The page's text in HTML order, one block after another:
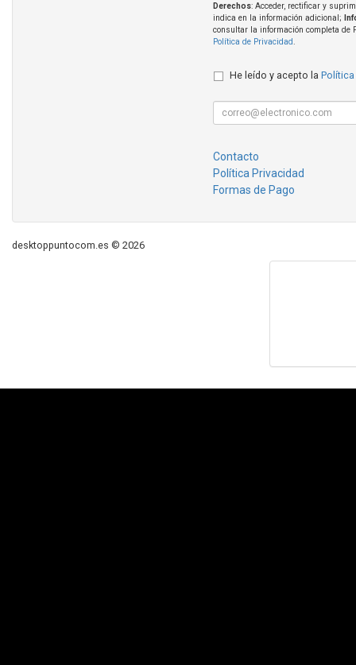
Derechos: Acceder, rectificar y
indica en la información adicional;
consultar la información completa de
Política de Privacidad
He leído y acepto la Política
Contacto
Política Privacidad
Formas de Pago
desktoppuntocom.es © 2026